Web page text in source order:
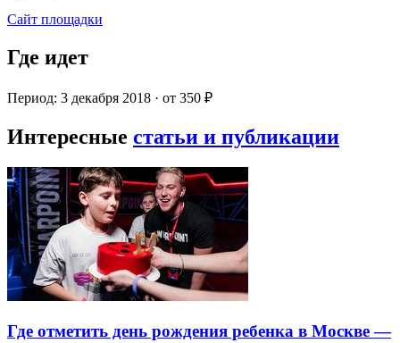
Сайт площадки
Где идет
Период: 3 декабря 2018 · от 350 ₽
Интересные статьи и публикации
Где отметить день рождения ребенка в Москве —